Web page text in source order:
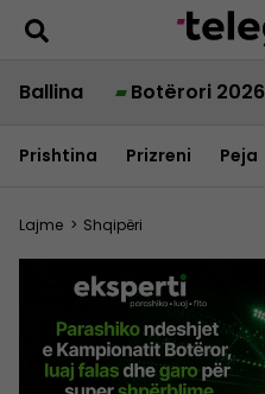
Ballina Botërori 2026
Prishtina Prizreni Peja
Lajme > Shqipëri